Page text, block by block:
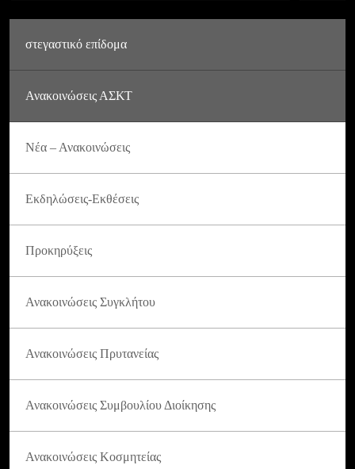
στεγαστικό επίδομα
Ανακοινώσεις ΑΣΚΤ
Νέα – Ανακοινώσεις
Εκδηλώσεις-Εκθέσεις
Προκηρύξεις
Ανακοινώσεις Συγκλήτου
Ανακοινώσεις Πρυτανείας
Ανακοινώσεις Συμβουλίου Διοίκησης
Ανακοινώσεις Κοσμητείας